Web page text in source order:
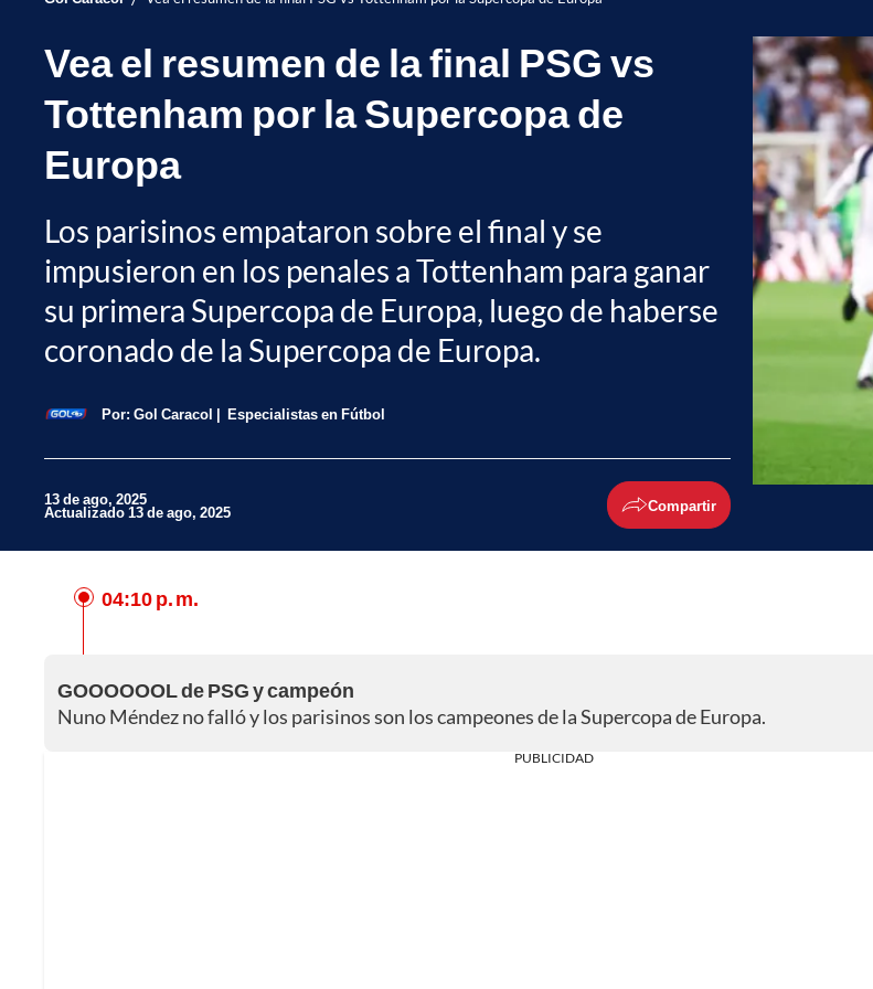
Vea el resumen de la final PSG vs
Tottenham por la Supercopa de
Europa
Los parisinos empataron sobre el final y se
impusieron en los penales a Tottenham para ganar
su primera Supercopa de Europa, luego de haberse
coronado de la Supercopa de Europa.
Por: Gol Caracol Especialistas en Fútbol
13 de ago, 2025
Actualizado 13 de ago, 2025 Compartir
04:10 p. m.
GOOOOOOL de PSG y campeón
Nuno Méndez no falló y los parisinos son los campeones de la Supercopa de Europa.
PUBLICIDAD